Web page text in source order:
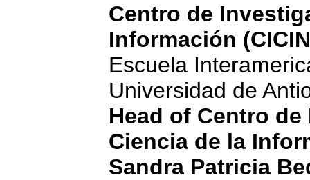
Centro de
Información
Escuela
Universidad de
Head of Centro
Ciencia de la
Sandra Patricia